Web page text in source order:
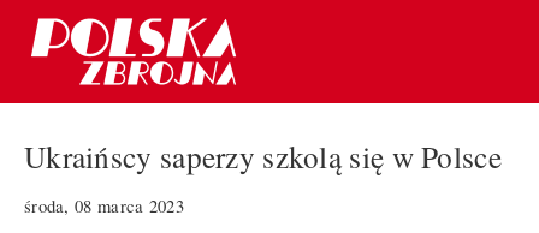
Ukraińscy saperzy szkolą się w Polsce
środa, 08 marca 2023